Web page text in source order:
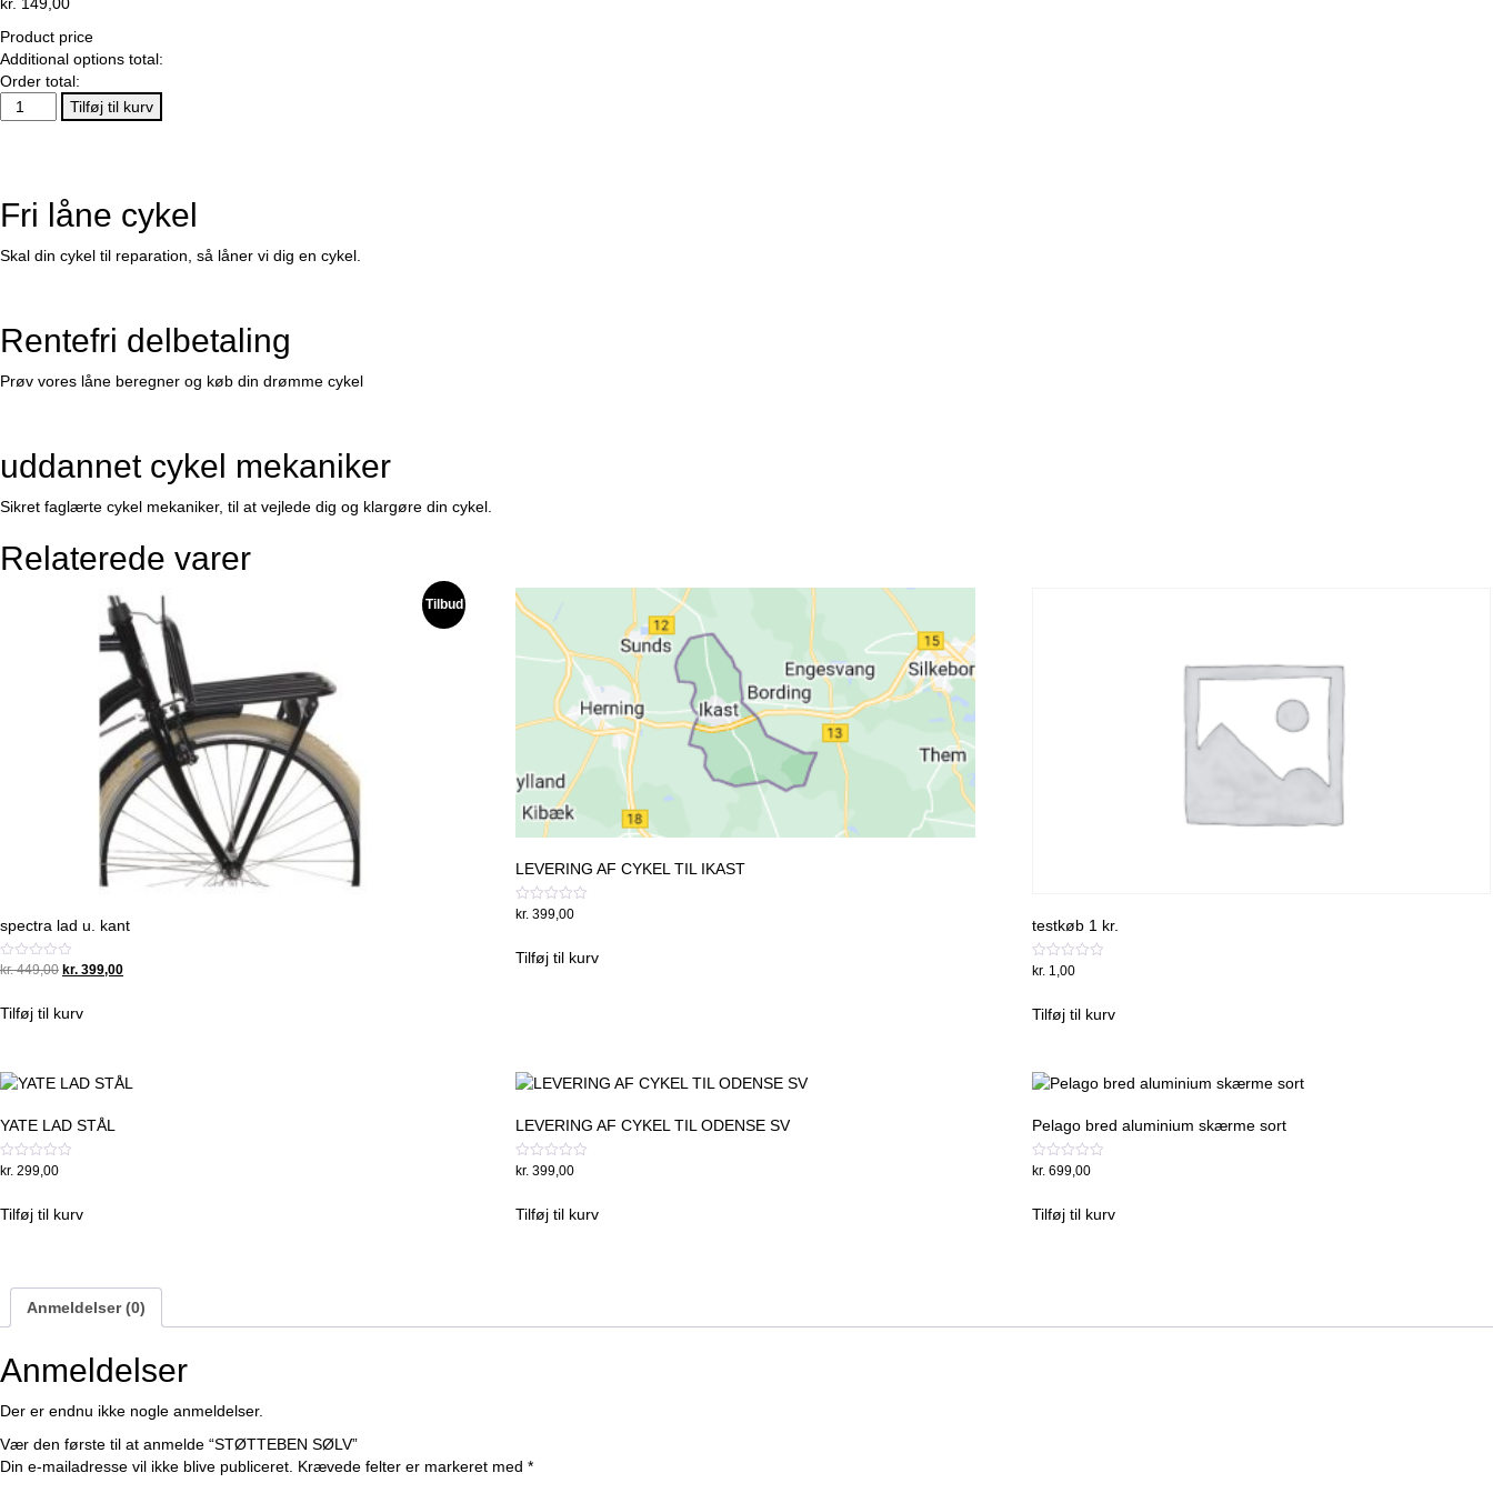
Product price
Additional options total:
Order total:
STØTTEBEN
SØLV
Tilføj til kurv
Fri låne cykel
Skal din cykel til reparation, så låner vi dig en cykel.
Rentefri delbetaling
Prøv vores låne beregner og køb din drømme cykel
uddannet cykel mekaniker
Sikret faglærte cykel mekaniker, til at vejlede dig og klargøre din cykel.
Relaterede varer
Tilbud
spectra lad u. kant
Vurderet
af
5
kr.449,00 Original
kr. 399,00Current
Tilføj til kurv
LEVERING AF CYKEL TIL IKAST
Vurderet
af
5
kr. 399,00
Tilføj til kurv
testkøb 1 kr.
Vurderet
af
5
kr.1,00
Tilføj til kurv
YATE LAD STÅL
Vurderet
af
5
kr. 299,00
Tilføj til kurv
LEVERING AF CYKEL TIL ODENSE SV
Vurderet
af
5
kr. 399,00
Tilføj til kurv
Pelago bred aluminium skærme sort
Vurderet
af
5
kr.699,00
Tilføj til kurv
Anmeldelser (0)
Anmeldelser
Der er endnu ikke nogle anmeldelser.
Vær den første til at anmelde “STØTTEBEN SØLV”
Din e-mailadresse vil ikke blive publiceret. Krævede felter er markeret med *